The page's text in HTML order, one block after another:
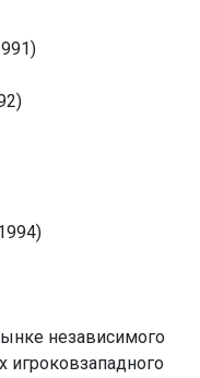
независимого
игроковзападного